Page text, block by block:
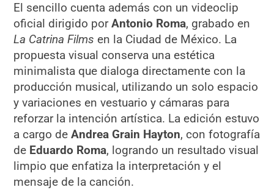
El sencillo cuenta además con un videoclip
oficial dirigido porAntonio Roma, grabado en
La Catrina Films en la Ciudad de México. La
propuesta visual conserva una estética
minimalista que dialoga directamente con la
producción musical, utilizando un solo espacio
y variaciones en vestuario y cámaras para
reforzar la intención artística. La edición estuvo
a cargo deAndrea Grain Hayton, con fotografía
de Eduardo Roma, logrando un resultado visual
limpio que enfatiza la interpretación y el
mensaje de la canción.